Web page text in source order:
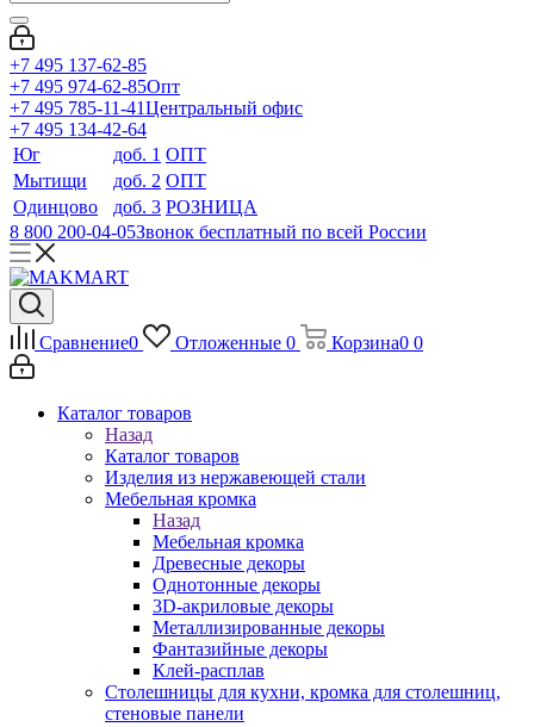
+7 495 137-62-85
+7 495 974-62-85Опт
+7 495 785-11-41Центральный офис
+7 495 134-42-64
Юг
доб. 1 ОПТ
Мытищи
доб. 2 ОПТ
Одинцово
доб. 3 РОЗНИЦА
8 800 200-04-05Звонок бесплатный по всей России
Сравнение0 Отложенные 0 Корзина0 0
Каталог товаров
Назад
Каталог товаров
Изделия из нержавеющей стали
Мебельная кромка
Назад
Мебельная кромка
Древесные декоры
Однотонные декоры
3D-акриловые декоры
Металлизированные декоры
Фантазийные декоры
Клей-расплав
Столешницы для кухни, кромка для столешниц,
стеновые панели